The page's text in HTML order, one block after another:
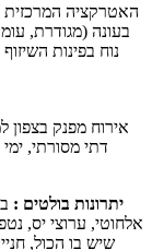
האטרקציה
אירוח מפנק בצפון
דתי מסורתי,
יתרונות בולטים :
אלחוטי, ערוצי יס,